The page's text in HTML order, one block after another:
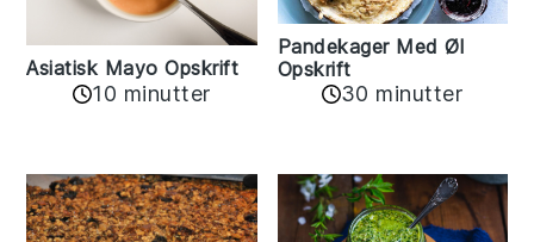
Asiatisk Mayo Opskrift
10 minutter
Pandekager Med Øl
Opskrift
30 minutter